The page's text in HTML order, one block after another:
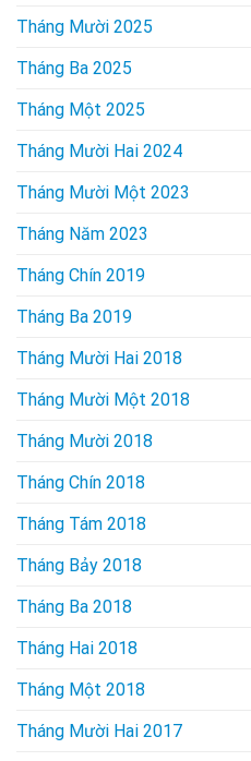
Tháng Mười 2025
Tháng Ba 2025
Tháng Một 2025
Tháng Mười Hai 2024
Tháng Mười Một 2023
Tháng Năm 2023
Tháng Chín 2019
Tháng Ba 2019
Tháng Mười Hai 2018
Tháng Mười Một 2018
Tháng Mười 2018
Tháng Chín 2018
Tháng Tám 2018
Tháng Bảy 2018
Tháng Ba 2018
Tháng Hai 2018
Tháng Một 2018
Tháng Mười Hai 2017